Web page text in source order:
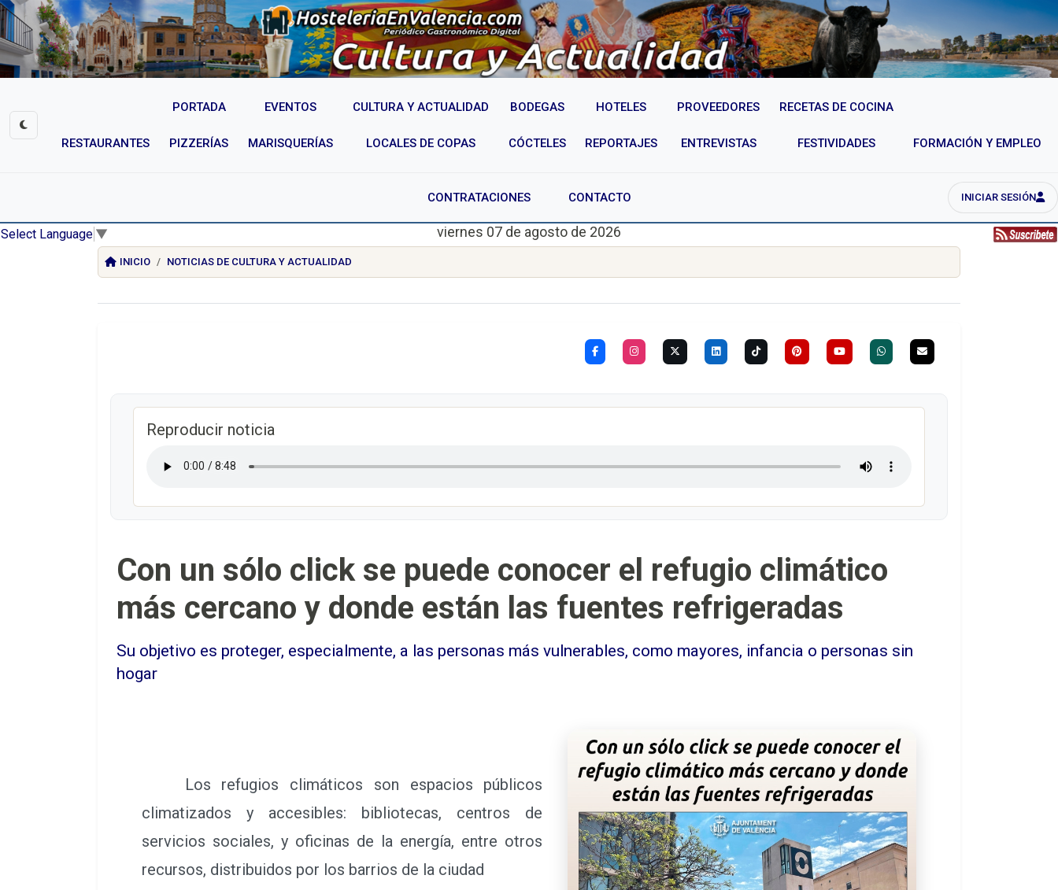
PORTADA EVENTOS CULTURA Y ACTUALIDAD BODEGAS HOTELES PROVEEDORES RECETAS DE COCINA
RESTAURANTES PIZZERÍAS MARISQUERÍAS LOCALES DE COPAS CÓCTELES REPORTAJES ENTREVISTAS FESTIVIDADES FORMACIÓN Y EMPLEO
CONTRATACIONES CONTACTO INICIAR SESIÓN
Select Language ▼ viernes 07 de agosto de 2026
INICIO NOTICIAS DE CULTURA Y ACTUALIDAD
Reproducir noticia
Con un sólo click se puede conocer el refugio climático
más cercano y donde están las fuentes refrigeradas
Su objetivo es proteger, especialmente, a las personas más vulnerables, como mayores, infancia o personas sin
hogar
Los refugios climáticos son espacios públicos
climatizados y accesibles: bibliotecas, centros de
servicios sociales, y oficinas de la energía, entre otros
recursos, distribuidos por los barrios de la ciudad